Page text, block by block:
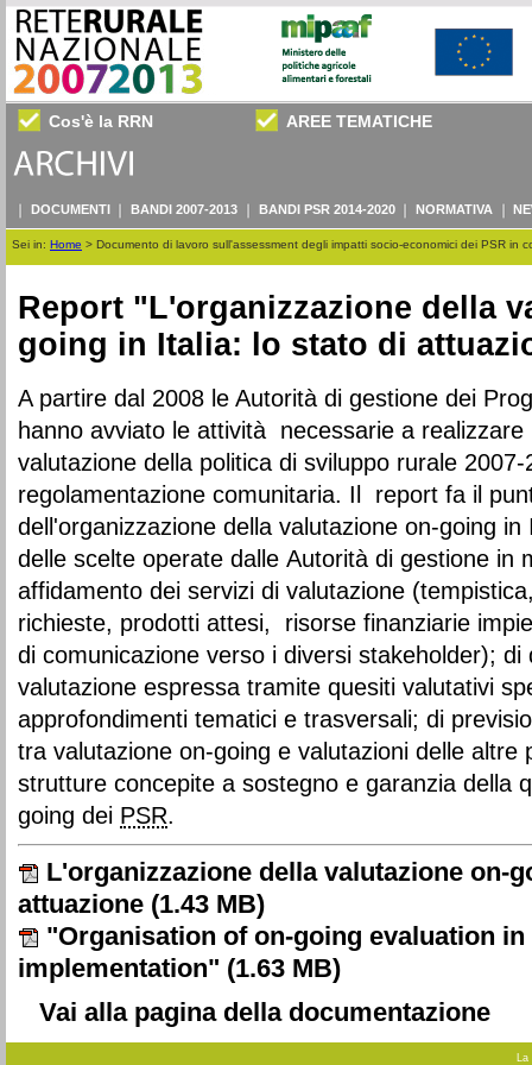
Cos'è la RRN AREE TEMATICHE
DOCUMENTI BANDI 2007-2013 BANDI PSR 2014-2020 NORMATIVA
Sei in: Home > Documento di lavoro sull'assessment degli impatti socio-economici dei PSR in
Report "L'organizzazione della
going in Italia: lo stato di
A partire dal 2008 le Autorità di gestione dei
hanno avviato le attività necessarie a
valutazione della politica di sviluppo rurale
regolamentazione comunitaria. Il report fa il
dell'organizzazione della valutazione on-going
delle scelte operate dalle Autorità di gestione in
affidamento dei servizi di valutazione
richieste, prodotti attesi, risorse finanziarie
di comunicazione verso i diversi stakeholder); di
valutazione espressa tramite quesiti valutativi
approfondimenti tematici e trasversali; di
tra valutazione on-going e valutazioni delle altre
strutture concepite a sostegno e garanzia della
going dei PSR.
L'organizzazione della valutazione on-
attuazione (1.43 MB)
"Organisation of on‐going evaluation
implementation" (1.63 MB)
Vai alla pagina della documentazione
La